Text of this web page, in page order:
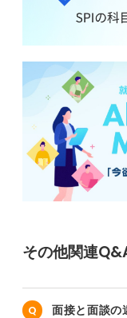
その他関連
面接と面談の